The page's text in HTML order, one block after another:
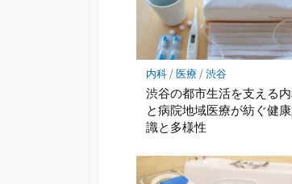
内科/ 医療/渋谷
渋谷の都市生活を支える
と病院地域医療が紡ぐ健
識と多様性